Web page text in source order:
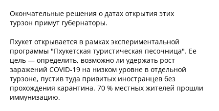
Окончательные решения о датах открытия этих
турзон примут губернаторы.
Пхукет открывается в рамках экспериментальной
программы "Пхукетская туристическая песочница". Ее
цель — определить, возможно ли удержать рост
заражений COVID-19 на низком уровне в отдельной
турзоне, пустив туда привитых иностранцев без
прохождения карантина. 70 % местных жителей прошли
иммунизацию.